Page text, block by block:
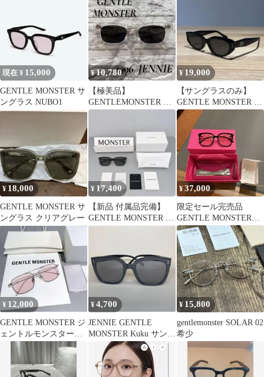
現在 ¥ 15,000
GENTLE MONSTER サ
ングラス NUBO1
¥10,780
【極美品】
GENTLEMONSTER ジ
ェントルモンスター ジ
¥ 19,000
【サングラスのみ】
GENTLE MONSTER サ
ングラス ROCOCO
¥18,000
GENTLE MONSTER サ
ングラス クリアグレー
¥ 17,400
【新品 付属品完備】
GENTLE MONSTER サ
ングラス Loloe 01
¥37,000
限定セール完売品
GENTLE MONSTER
VENE-01(RG) サングラ
ス
¥ 12,000
GENTLE MONSTER ジ
ェントルモンスターサ
ングラス Met 02(V)
¥4,700
JENNIE GENTLE
MONSTER Kuku サング
¥ 15,800
gentlemonster SOLAR 02
希少